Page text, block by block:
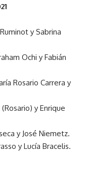
y Sabrina
Ochi y Fabián
Rosario Carrera y
y Enrique
y José Niemetz.
y Lucía Bracelis.